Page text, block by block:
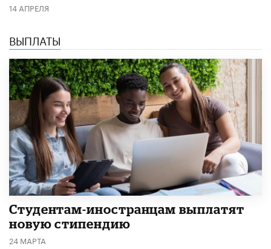
14 АПРЕЛЯ
ВЫПЛАТЫ
Студентам-иностранцам выплатят
новую стипендию
24 МАРТА